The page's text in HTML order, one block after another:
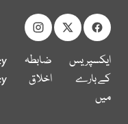
ایکسپریس
کے بارے
میں
ضابطہ
اخلاق